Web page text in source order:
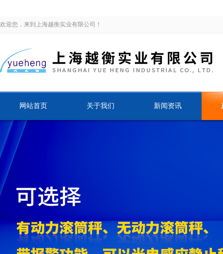
欢迎您，来到上海越衡实业有限公司！
网站首页 关于我们 新闻资讯